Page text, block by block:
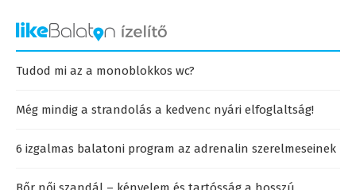
Tudod mi az a monoblokkos wc?
Még mindig a strandolás a kedvenc nyári elfoglaltság!
6 izgalmas balatoni program az adrenalin szerelmeseinek